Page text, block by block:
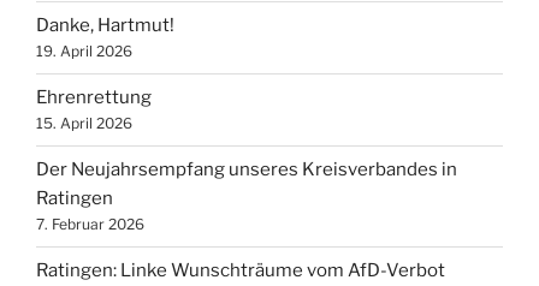
Danke, Hartmut!
19. April 2026
Ehrenrettung
15. April 2026
Der Neujahrsempfang unseres Kreisverbandes in
Ratingen
7. Februar 2026
Ratingen: Linke Wunschträume vom AfD-Verbot